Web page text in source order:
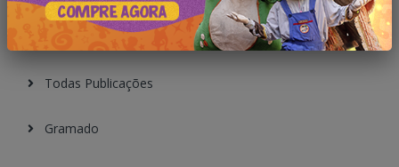
Categorias
Todas Publicações
Gramado